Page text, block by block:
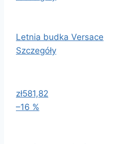
Letnia budka Versace
Szczegóły
zł581,82
–16 %